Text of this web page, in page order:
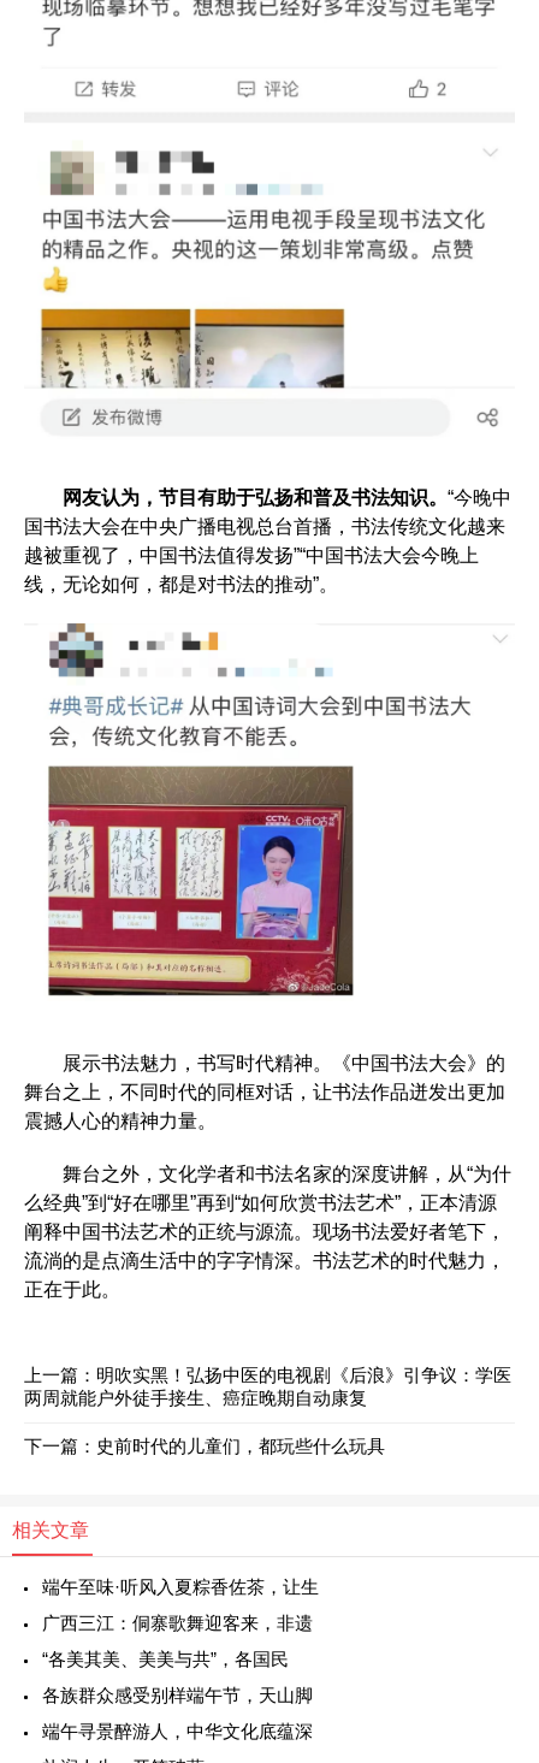
网友认为，节目有助于弘扬和普及书法知识。 “今晚中
国书法大会在中央广播电视总台首播，书法传统文化越来
越被重视了，中国书法值得发扬”“中国书法大会今晚上
线，无论如何，都是对书法的推动”。
展示书法魅力，书写时代精神。《中国书法大会》的
舞台之上，不同时代的同框对话，让书法作品迸发出更加
震撼人心的精神力量。
舞台之外，文化学者和书法名家的深度讲解，从“为什
么经典”到“好在哪里”再到“如何欣赏书法艺术”，正本清源
阐释中国书法艺术的正统与源流。现场书法爱好者笔下，
流淌的是点滴生活中的字字情深。书法艺术的时代魅力，
正在于此。
上一篇： 明吹实黑！弘扬中医的电视剧《后浪》引争议：学医
两周就能户外徒手接生、癌症晚期自动康复
下一篇： 史前时代的儿童们，都玩些什么玩具
相关文章
端午至味·听风入夏粽香佐茶，让生
广西三江：侗寨歌舞迎客来，非遗
“各美其美、美美与共”，各国民
各族群众感受别样端午节，天山脚
端午寻景醉游人，中华文化底蕴深